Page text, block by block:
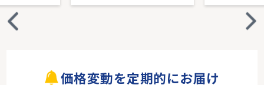
価格変動を定期的にお届け